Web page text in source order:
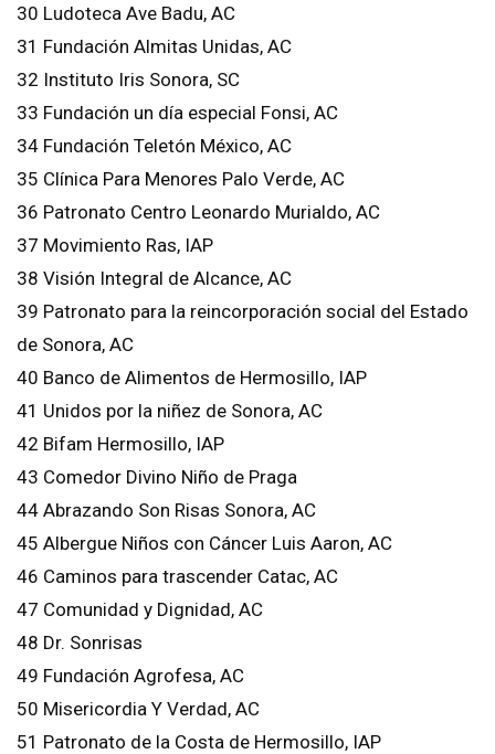
30 Ludoteca Ave Badu, AC
31 Fundación Almitas Unidas, AC
32 Instituto Iris Sonora, SC
33 Fundación un día especial Fonsi, AC
34 Fundación Teletón México, AC
35 Clínica Para Menores Palo Verde, AC
36 Patronato Centro Leonardo Murialdo, AC
37 Movimiento Ras, IAP
38 Visión Integral de Alcance, AC
39 Patronato para la reincorporación social del Estado
de Sonora, AC
40 Banco de Alimentos de Hermosillo, IAP
41 Unidos por la niñez de Sonora, AC
42 Bifam Hermosillo, IAP
43 Comedor Divino Niño de Praga
44 Abrazando Son Risas Sonora, AC
45 Albergue Niños con Cáncer Luis Aaron, AC
46 Caminos para trascender Catac, AC
47 Comunidad y Dignidad, AC
48 Dr. Sonrisas
49 Fundación Agrofesa, AC
50 Misericordia Y Verdad, AC
51 Patronato de la Costa de Hermosillo, IAP